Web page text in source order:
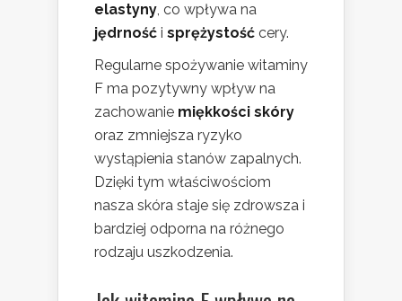
elastyny, co wpływa na
jędrność i sprężystość cery.
Regularne spożywanie witaminy
F ma pozytywny wpływ na
zachowanie miękkości skóry
oraz zmniejsza ryzyko
wystąpienia stanów zapalnych.
Dzięki tym właściwościom
nasza skóra staje się zdrowsza i
bardziej odporna na różnego
rodzaju uszkodzenia.